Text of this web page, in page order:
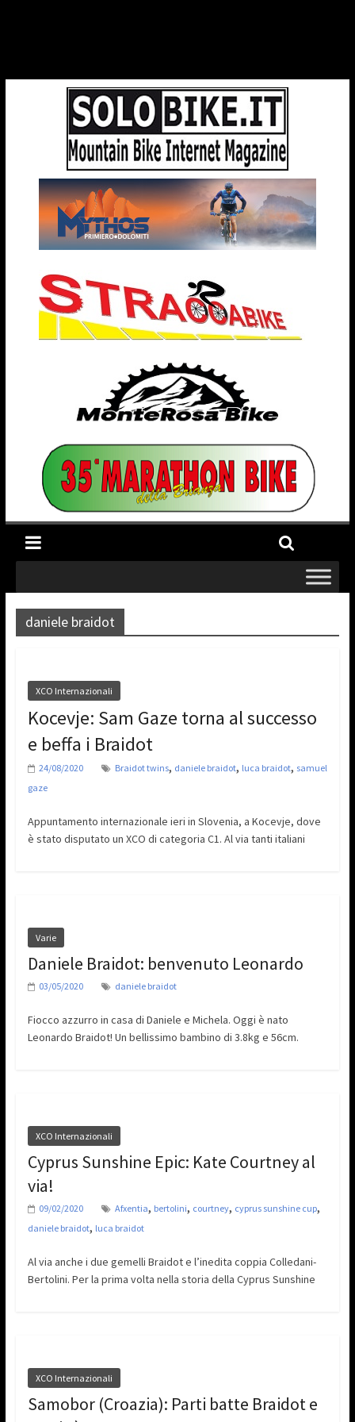
daniele braidot
XCO Internazionali
Kocevje: Sam Gaze torna al successo
e beffa i Braidot
24/08/2020 Braidot twins, daniele braidot, luca braidot, samuel
gaze
Appuntamento internazionale ieri in Slovenia, a Kocevje, dove
è stato disputato un XCO di categoria C1. Al via tanti italiani
Varie
Daniele Braidot: benvenuto Leonardo
03/05/2020 daniele braidot
Fiocco azzurro in casa di Daniele e Michela. Oggi è nato
Leonardo Braidot! Un bellissimo bambino di 3.8kg e 56cm.
XCO Internazionali
Cyprus Sunshine Epic: Kate Courtney al
via!
09/02/2020 Afxentia, bertolini, courtney, cyprus sunshine cup,
daniele braidot, luca braidot
Al via anche i due gemelli Braidot e l’inedita coppia Colledani-
Bertolini. Per la prima volta nella storia della Cyprus Sunshine
XCO Internazionali
Samobor (Croazia): Parti batte Braidot e